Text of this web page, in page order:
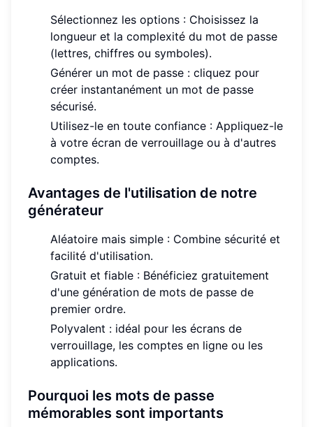
Sélectionnez les options : Choisissez la
longueur et la complexité du mot de passe
(lettres, chiffres ou symboles).
Générer un mot de passe : cliquez pour
créer instantanément un mot de passe
sécurisé.
Utilisez-le en toute confiance : Appliquez-le
à votre écran de verrouillage ou à d'autres
comptes.
Avantages de l'utilisation de notre
générateur
Aléatoire mais simple : Combine sécurité et
facilité d'utilisation.
Gratuit et fiable : Bénéficiez gratuitement
d'une génération de mots de passe de
premier ordre.
Polyvalent : idéal pour les écrans de
verrouillage, les comptes en ligne ou les
applications.
Pourquoi les mots de passe
mémorables sont importants